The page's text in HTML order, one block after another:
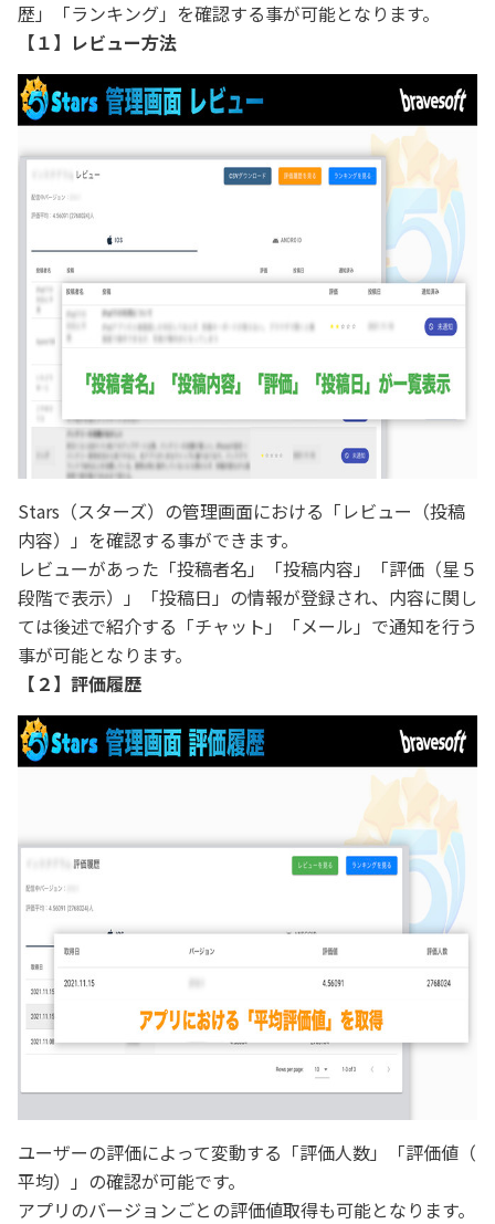
歴」「ランキング」を確認する事が可能となります。
【１】​レビュー方法
Stars（スターズ）の管理画面における「レビュー（投稿
内容）」を確認する事ができます。
レビューがあった「投稿者名」「投稿内容」「評価（星５
段階で表示）」「投稿日」の情報が登録され、内容に関し
ては後述で紹介する「チャット」「メール」で通知を行う
事が可能となります。
【２】評価履歴​
ユーザーの評価によって変動する「評価人数」「評価値（
平均）」の確認が可能です。
アプリのバージョンごとの評価値取得も可能となります。